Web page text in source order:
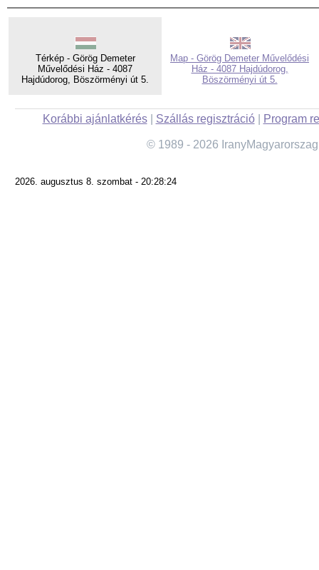
Térkép - Görög Demeter
Művelődési Ház - 4087
Hajdúdorog, Böszörményi út 5.
Map - Görög Demeter Művelődési
Ház - 4087 Hajdúdorog,
Böszörményi út 5.
Korábbi ajánlatkérés| Szállás regisztráció| Program
© 1989 - 2026
2026. augusztus 8. szombat - 20:28:24